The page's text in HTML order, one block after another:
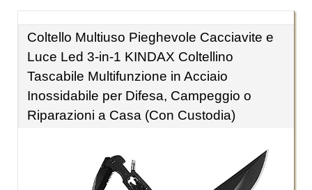
Coltello Multiuso Pieghevole Cacciavite e
Luce Led 3-in-1 KINDAX Coltellino
Tascabile Multifunzione in Acciaio
Inossidabile per Difesa, Campeggio o
Riparazioni a Casa (Con Custodia)